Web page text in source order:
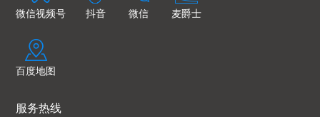
微信视频号 抖音 微信 麦爵士
百度地图
服务热线